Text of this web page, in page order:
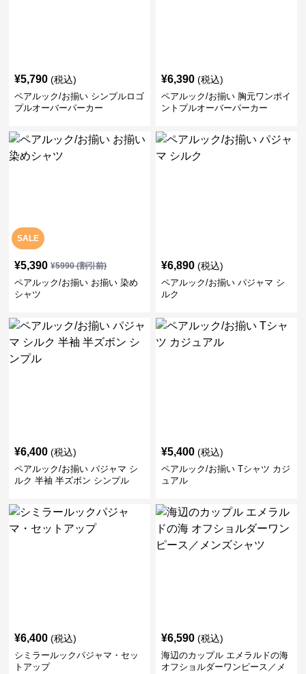
¥5,790 (税込)
ペアルック/お揃い シンプルロゴ
プルオーバーパーカー
¥6,390 (税込)
ペアルック/お揃い 胸元ワンポイ
ントプルオーバーパーカー
SALE
¥5,390 ¥5990(割引前)
ペアルック/お揃い お揃い 染め
シャツ
¥6,890 (税込)
ペアルック/お揃い パジャマ シ
ルク
¥6,400 (税込)
ペアルック/お揃い パジャマ シ
ルク 半袖 半ズボン シンプル
¥5,400 (税込)
ペアルック/お揃い Tシャツ カジ
ュアル
¥6,400 (税込)
シミラールックパジャマ・セッ
トアップ
¥6,590 (税込)
海辺のカップル エメラルドの海
オフショルダーワンピース／メ